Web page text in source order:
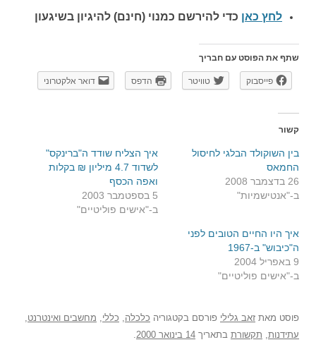
לחץ כאן כדי להירשם כמנוי (חינם) להיגיון בשיגעון
שתף את הפוסט עם חבריך
פייסבוק טוויטר הדפס דואר אלקטרוני
קשור
בין השוקולד הבלגי לחיסול
החמאס
26 בדצמבר 2008
ב-"אנטישמיות"
איך הצליח שודד ה"ברינקס"
לשדוד 4.7 מיליון ₪ בקלות
ואפה הכסף
5 בספטמבר 2003
ב-"אישים פוליטיים"
איך היו החיים הטובים לפני
ה"כיבוש" ב-1967
9 באפריל 2004
ב-"אישים פוליטיים"
פוסט מאת זאב גלילי פורסם בקטגוריה כלכלה כללי מחשבים ואינטרנט
עתידנות תקשורת בתאריך 14 בינואר 2000